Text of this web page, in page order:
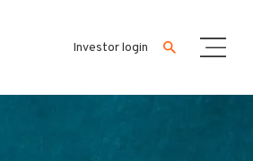
Investor login